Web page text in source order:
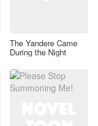
The Yandere Came
During the Night